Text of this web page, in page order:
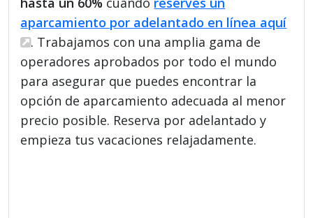
aparcamiento por adelantado en línea aquí
. Trabajamos con una amplia gama de
operadores aprobados por todo el mundo
para asegurar que puedes encontrar la
opción de aparcamiento adecuada al menor
precio posible. Reserva por adelantado y
empieza tus vacaciones relajadamente.